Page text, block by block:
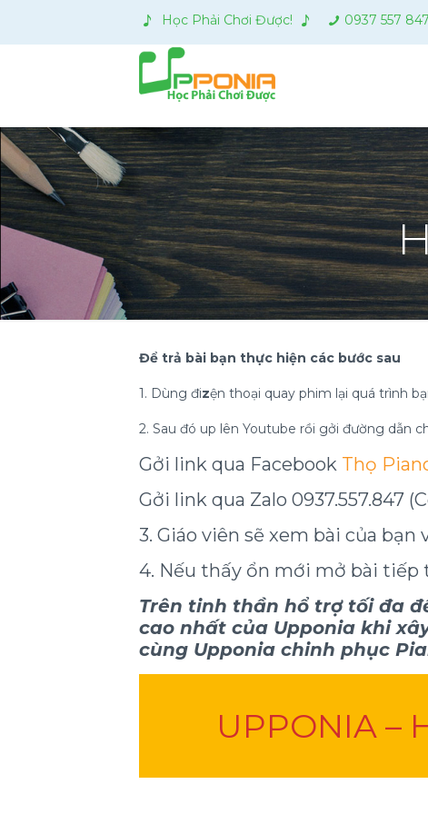
Học Phải Chơi Được! 0937 557 847
Để trả bài bạn thực hiện các bước sau
1. Dùng đizện thoại quay phim lại quá trình
2. Sau đó up lên Youtube rồi gởi đường dẫn
Gởi link qua Facebook Thọ
Gởi link qua Zalo 0937.557.847
3. Giáo viên sẽ xem bài của
4. Nếu thấy ổn mới mở bài tiếp
Trên tinh thần hổ trợ tối đa
cao nhất của Upponia khi
cùng Upponia chinh phục
UPPONIA –